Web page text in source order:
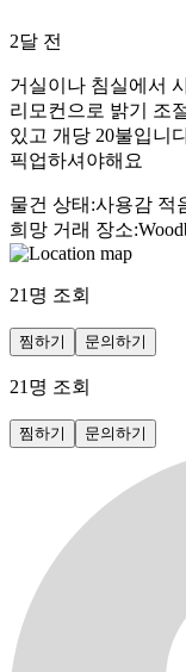
2달 전
거실이나 침실에서
리모컨으로 밝기 조
있고 개당 20불입니
픽업하셔야해요
물건 상태 :사용감 적
희망 거래 장소:
21 명 조회
찜하기 문의하기
21 명 조회
찜하기 문의하기